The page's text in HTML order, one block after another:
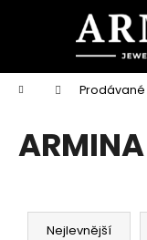
Domů Prodávané
ARMINA
Ř
Nejlevnější
í
Zpět
do
obchodu
Zpět
do
obchodu